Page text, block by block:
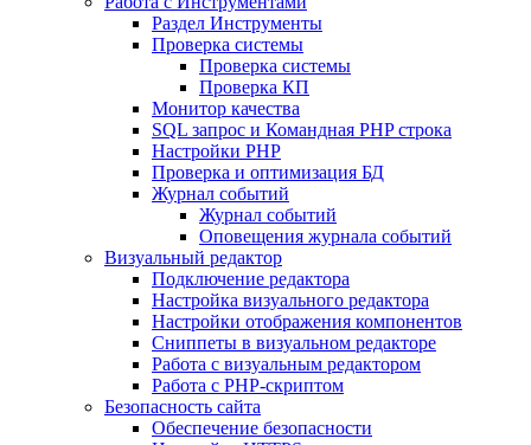
Раздел Инструменты
Проверка системы
Проверка системы
Проверка КП
Монитор качества
SQL запрос и Командная PHP строка
Настройки PHP
Проверка и оптимизация БД
Журнал событий
Журнал событий
Оповещения журнала событий
Визуальный редактор
Подключение редактора
Настройка визуального редактора
Настройки отображения компонентов
Сниппеты в визуальном редакторе
Работа с визуальным редактором
Работа с PHP-скриптом
Безопасность сайта
Обеспечение безопасности